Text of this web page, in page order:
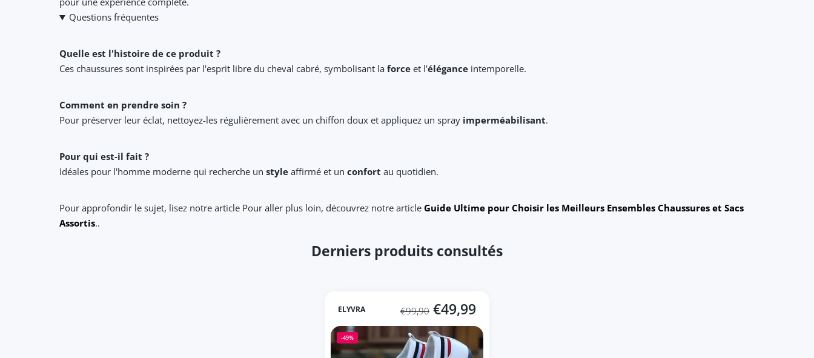
Questions fréquentes
Quelle est l'histoire de ce produit ?
Ces chaussures sont inspirées par l'esprit libre du cheval cabré, symbolisant la force et l'élégance intemporelle.
Comment en prendre soin ?
Pour préserver leur éclat, nettoyez-les régulièrement avec un chiffon doux et appliquez un spray imperméabilisant.
Pour qui est-il fait ?
Idéales pour l'homme moderne qui recherche un style affirmé et un confort au quotidien.
Pour approfondir le sujet, lisez notre article Pour aller plus loin, découvrez notre article Guide Ultime pour Choisir les Meilleurs Ensembles Chaussures et Sacs
Assortis..
Derniers produits consultés
ELYVRA €49,99
€99,90
-49%